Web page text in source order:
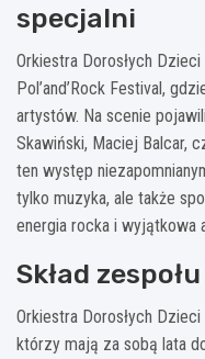
specjalni
Orkiestra Dorosłych
Pol’and’Rock Festival,
artystów. Na scenie
Skawiński, Maciej Balcar,
ten występ
tylko muzyka, ale także
energia rocka i wyjątkowa
Skład zespołu
Orkiestra Dorosłych
którzy mają za sobą lata